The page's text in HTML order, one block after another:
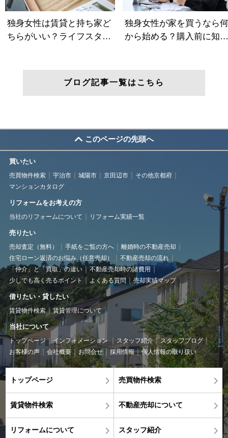
ブログ記事一覧はこちら
このページの先頭へ
買いたい
売買物件検索 宇治市 城陽市 京田辺市
その他京都府
マンションカタログ
リフォームをお考えの方
当社のリフォームについて リフォーム実績一覧
売りたい
売却査定（無料） 手紙をご覧の方へ
離婚時の不動産売却
住宅ローン返済のお悩み（任意売却）
不動産売却の流れ
「仲介」と「買取」の違い
不動産売却時の諸費用
少しでも高く売るポイント
よくある質問 売却実績マップ
借りたい・貸したい
賃貸物件検索 賃貸管理について
当社について
トップページ インフォメーション スタッフ紹介
スタッフブログ
お客様の声
会社概要 お問合せ 採用情報 個人情報の取り扱い
トップページ 売買物件検索
賃貸物件検索 不動産売却について
リフォームについて スタッフ紹介